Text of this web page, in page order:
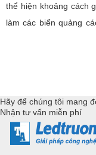
thể hiện khoảng cách
làm các biển quảng
nhiều lĩnh vực của
YRL,...Tư vấn giả
ứng dụng trang trí led.
Hãy để chúng tôi mang
Nhận tư vấn miễn phí